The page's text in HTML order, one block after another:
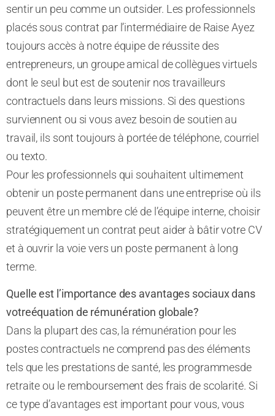
sentir un peu comme un outsider. Les professionnels
placés sous contrat par l’intermédiaire de Raise Ayez
toujours accès à notre équipe de réussite des
entrepreneurs, un groupe amical de collègues virtuels
dont le seul but est de soutenir nos travailleurs
contractuels dans leurs missions. Si des questions
surviennent ou si vous avez besoin de soutien au
travail, ils sont toujours à portée de téléphone, courriel
ou texto.
Pour les professionnels qui souhaitent ultimement
obtenir un poste permanent dans une entreprise où ils
peuvent être un membre clé de l’équipe interne, choisir
stratégiquement un contrat peut aider à bâtir votre CV
et à ouvrir la voie vers un poste permanent à long
terme.
Quelle est l’importance des avantages sociauxdans
votreéquation de rémunération globale?
Dans la plupart des cas, la rémunération pour les
postes contractuels ne comprend pas des éléments
tels que les prestations de santé,les programmesde
retraiteou le remboursement des frais de scolarité. Si
ce type d’avantages est important pour vous,vous